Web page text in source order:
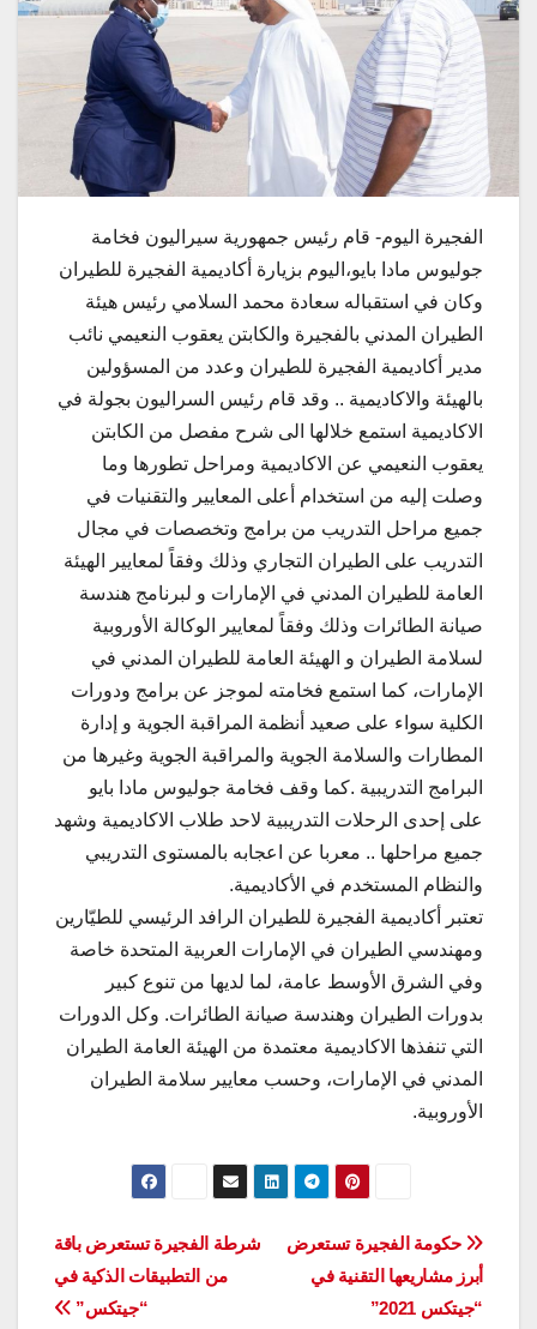
الفجيرة اليوم- قام رئيس جمهورية سيراليون فخامة
جوليوس مادا بايو،اليوم بزيارة أكاديمية الفجيرة للطيران
وكان في استقباله سعادة محمد السلامي رئيس هيئة
الطيران المدني بالفجيرة والكابتن يعقوب النعيمي نائب
مدير أكاديمية الفجيرة للطيران وعدد من المسؤولين
بالهيئة والاكاديمية .. وقد قام رئيس السراليون بجولة في
الاكاديمية استمع خلالها الى شرح مفصل من الكابتن
يعقوب النعيمي عن الاكاديمية ومراحل تطورها وما
وصلت إليه من استخدام أعلى المعايير والتقنيات في
جميع مراحل التدريب من برامج وتخصصات في مجال
التدريب على الطيران التجاري وذلك وفقاً لمعايير الهيئة
العامة للطيران المدني في الإمارات و لبرنامج هندسة
صيانة الطائرات وذلك وفقاً لمعايير الوكالة الأوروبية
لسلامة الطيران و الهيئة العامة للطيران المدني في
الإمارات، كما استمع فخامته لموجز عن برامج ودورات
الكلية سواء على صعيد أنظمة المراقبة الجوية و إدارة
المطارات والسلامة الجوية والمراقبة الجوية وغيرها من
البرامج التدريبية .كما وقف فخامة جوليوس مادا بايو
على إحدى الرحلات التدريبية لاحد طلاب الاكاديمية وشهد
جميع مراحلها .. معربا عن اعجابه بالمستوى التدريبي
والنظام المستخدم في الأكاديمية.
تعتبر أكاديمية الفجيرة للطيران الرافد الرئيسي للطيّارين
ومهندسي الطيران في الإمارات العربية المتحدة خاصة
وفي الشرق الأوسط عامة، لما لديها من تنوع كبير
بدورات الطيران وهندسة صيانة الطائرات. وكل الدورات
التي تنفذها الاكاديمية معتمدة من الهيئة العامة الطيران
المدني في الإمارات، وحسب معايير سلامة الطيران
الأوروبية.
تصفّح
المقالات
شرطة الفجيرة تستعرض باقة
من التطبيقات الذكية في
“جيتكس”
حكومة الفجيرة تستعرض
أبرز مشاريعها التقنية في
“جيتكس 2021”